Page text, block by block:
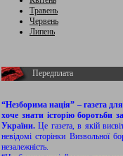
Травень
Червень
Липень
Передплата
“Незборима нація” – газета
хоче знати історію боротьби
України.Це газета, в якій
невідомі сторінки Визвольної
незалежність.